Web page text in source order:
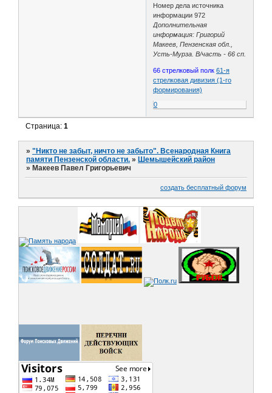
Номер дела источника
информации 972
Дополнительная
информация: Григорий
Макеев, Пензенская обл.,
Усть-Мурза. В/часть - 66 сп.
66 стрелковый полк 61-я
стрелковая дивизия (1-го
формирования)
0
Страница:1
»"Никто не забыт, ничто не забыто". Всенародная Книга
памяти Пензенской области. » Шемышейский район
» Макеев Павел Григорьевич
создать бесплатный форум